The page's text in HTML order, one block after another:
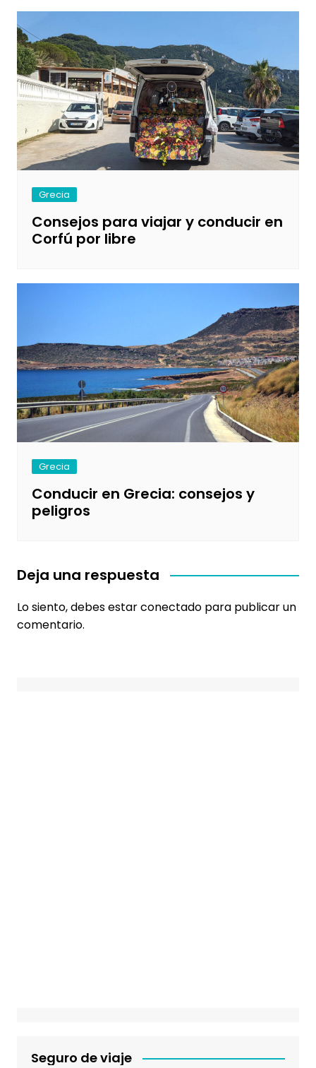
Grecia
Consejos para viajar y conducir en
Corfú por libre
Grecia
Conducir en Grecia: consejos y
peligros
Deja una respuesta
Lo siento, debes estarconectadopara publicar un
comentario.
Seguro de viaje